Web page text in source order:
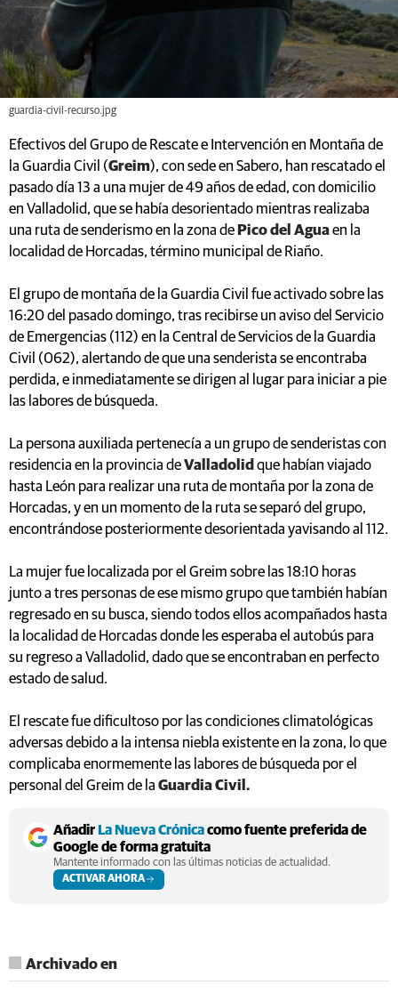
guardia-civil-recurso.jpg
Efectivos del Grupo de Rescate e Intervención en Montaña de
la Guardia Civil (Greim), con sede en Sabero, han rescatado el
pasado día 13 a una mujer de 49 años de edad, con domicilio
en Valladolid, que se había desorientado mientras realizaba
una ruta de senderismo en la zona de Pico del Aguaen la
localidad de Horcadas, término municipal de Riaño.
El grupo de montaña de la Guardia Civil fue activado sobre las
16:20 del pasado domingo, tras recibirse un aviso del Servicio
de Emergencias (112) en la Central de Servicios de la Guardia
Civil (062), alertando de que una senderista se encontraba
perdida, e inmediatamente se dirigen al lugar para iniciar a pie
las labores de búsqueda.
La persona auxiliada pertenecía a un grupo de senderistas con
residencia en la provincia deValladolid que habían viajado
hasta León para realizar una ruta de montaña por la zona de
Horcadas, y en un momento de la ruta se separó del grupo,
encontrándose posteriormente desorientada yavisando al 112.
La mujer fue localizada por el Greim sobre las 18:10 horas
junto a tres personas de ese mismo grupo que también habían
regresado en su busca, siendo todos ellos acompañados hasta
la localidad de Horcadas donde les esperaba el autobús para
su regreso a Valladolid, dado que se encontraban en perfecto
estado de salud.
El rescate fue dificultoso por las condiciones climatológicas
adversas debido a la intensa niebla existente en la zona, lo que
complicaba enormemente las labores de búsqueda por el
personal del Greim de la Guardia Civil.
AñadirLa Nueva Crónicacomo fuente preferida de
Google de forma gratuita
Mantente informado con las últimas noticias de actualidad.
ACTIVAR AHORA
Archivado en